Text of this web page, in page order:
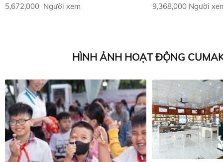
5,672,000 Người xem 9,368,000 Người
HÌNH ẢNH HOẠT ĐỘNG